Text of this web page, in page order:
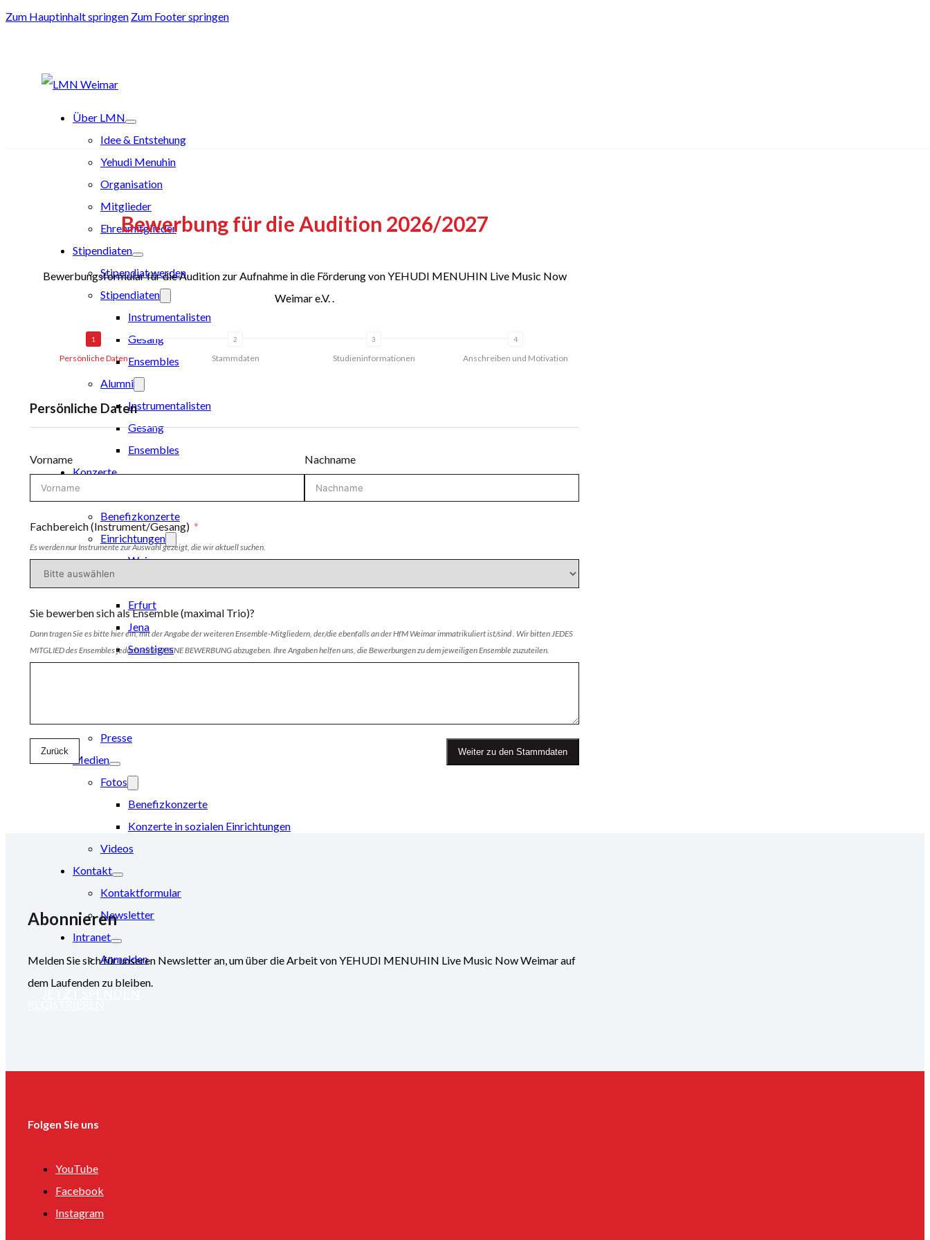
Zum Hauptinhalt springen Zum Footer springen
Über LMN
Idee & Entstehung
Yehudi Menuhin
Organisation
Mitglieder
Ehrenmitglieder
Stipendiaten
Stipendiat werden
Stipendiaten
Instrumentalisten
Gesang
Ensembles
Alumni
Instrumentalisten
Gesang
Ensembles
Konzerte
Benefizkonzerte
Einrichtungen
Weimar
Erfurt
Jena
Sonstiges
Presse
Medien
Fotos
Benefizkonzerte
Konzerte in sozialen Einrichtungen
Videos
Kontakt
Kontaktformular
Newsletter
Intranet
Anmelden
Bewerbung für die Audition 2026/2027
Bewerbungsformular für die Audition zur Aufnahme in die Förderung von YEHUDI MENUHIN Live Music Now
Weimar e.V. .
Persönliche Daten Stammdaten Studieninformationen Anschreiben und Motivation
Persönliche Daten
Vorname Nachname
Fachbereich (Instrument/Gesang)
Es werden nur Instrumente zur Auswahl gezeigt, die wir aktuell suchen.
Sie bewerben sich als Ensemble (maximal Trio)?
Dann tragen Sie es bitte hier ein, mit der Angabe der weiteren Ensemble-Mitgliedern, der/die ebenfalls an der HfM Weimar immatrikuliert ist/sind . Wir bitten JEDES
MITGLIED des Ensembles jedoch, eine EIGENE BEWERBUNG abzugeben. Ihre Angaben helfen uns, die Bewerbungen zu dem jeweiligen Ensemble zuzuteilen.
Zurück Weiter zu den Stammdaten
Abonnieren
Melden Sie sich für unseren Newsletter an, um über die Arbeit von YEHUDI MENUHIN Live Music Now Weimar auf
dem Laufenden zu bleiben.
Folgen Sie uns
YouTube
Facebook
Instagram